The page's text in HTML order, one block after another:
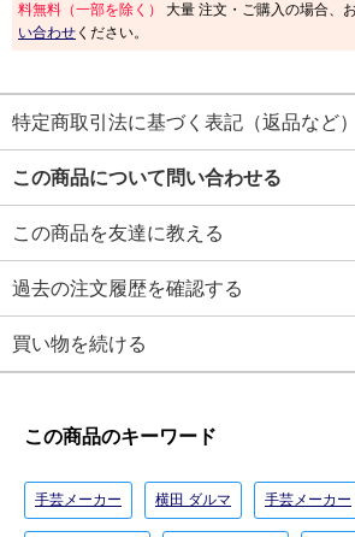
料無料（一部を除く）
大量 注文・ご購入の場合、
い合わせ ください。
特定商取引法に基づく表記（返品など）
この商品について問い合わせる
この商品を友達に教える
過去の注文履歴を確認する
買い物を続ける
この商品のキーワード
手芸メーカー 横田 ダルマ 手芸メーカー